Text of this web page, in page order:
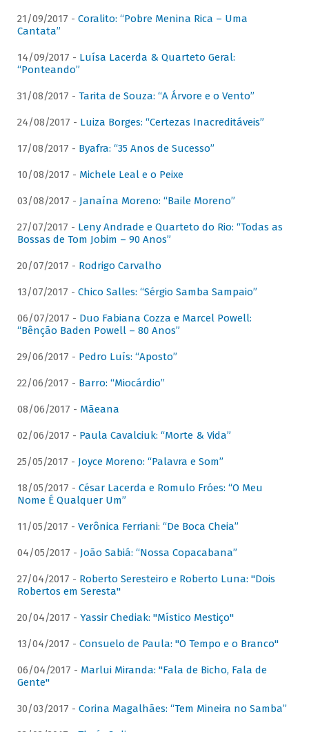
21/09/2017 - Coralito: “Pobre Menina Rica – Uma
Cantata”
14/09/2017 - Luísa Lacerda & Quarteto Geral:
“Ponteando”
31/08/2017 - Tarita de Souza: “A Árvore e o Vento”
24/08/2017 - Luiza Borges: “Certezas Inacreditáveis”
17/08/2017 - Byafra: “35 Anos de Sucesso”
10/08/2017 - Michele Leal e o Peixe
03/08/2017 - Janaína Moreno: “Baile Moreno”
27/07/2017 - Leny Andrade e Quarteto do Rio: “Todas as
Bossas de Tom Jobim – 90 Anos”
20/07/2017 - Rodrigo Carvalho
13/07/2017 - Chico Salles: “Sérgio Samba Sampaio”
06/07/2017 - Duo Fabiana Cozza e Marcel Powell:
“Bênção Baden Powell – 80 Anos”
29/06/2017 - Pedro Luís: “Aposto”
22/06/2017 - Barro: “Miocárdio”
08/06/2017 - Mãeana
02/06/2017 - Paula Cavalciuk: “Morte & Vida”
25/05/2017 - Joyce Moreno: “Palavra e Som”
18/05/2017 - César Lacerda e Romulo Fróes: “O Meu
Nome É Qualquer Um”
11/05/2017 - Verônica Ferriani: “De Boca Cheia”
04/05/2017 - João Sabiá: “Nossa Copacabana”
27/04/2017 - Roberto Seresteiro e Roberto Luna: "Dois
Robertos em Seresta"
20/04/2017 - Yassir Chediak: "Místico Mestiço"
13/04/2017 - Consuelo de Paula: "O Tempo e o Branco"
06/04/2017 - Marlui Miranda: "Fala de Bicho, Fala de
Gente"
30/03/2017 - Corina Magalhães: “Tem Mineira no Samba”